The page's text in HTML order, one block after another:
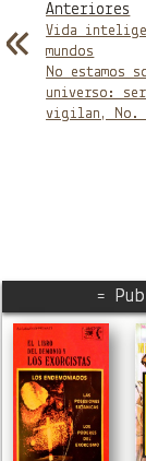
Anteriores
Vida
mundos
No estamos
universo:
vigilan, No.
=